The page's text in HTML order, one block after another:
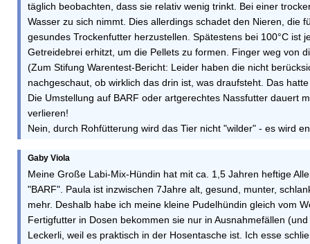
täglich beobachten, dass sie relativ wenig trinkt. Bei einer
Wasser zu sich nimmt. Dies allerdings schadet den Nieren, die
gesundes Trockenfutter herzustellen. Spätestens bei 100°C
Getreidebrei erhitzt, um die Pellets zu formen. Finger weg von
(Zum Stifung Warentest-Bericht: Leider haben die nicht
nachgeschaut, ob wirklich das drin ist, was draufsteht. Das
Die Umstellung auf BARF oder artgerechtes Nassfutter dauert
verlieren!
Nein, durch Rohfütterung wird das Tier nicht "wilder" - es wird
Gaby Viola
Meine Große Labi-Mix-Hündin hat mit ca. 1,5 Jahren heftige
"BARF". Paula ist inzwischen 7Jahre alt, gesund, munter,
mehr. Deshalb habe ich meine kleine Pudelhündin gleich vom
Fertigfutter in Dosen bekommen sie nur in Ausnahmefällen
Leckerli, weil es praktisch in der Hosentasche ist. Ich esse